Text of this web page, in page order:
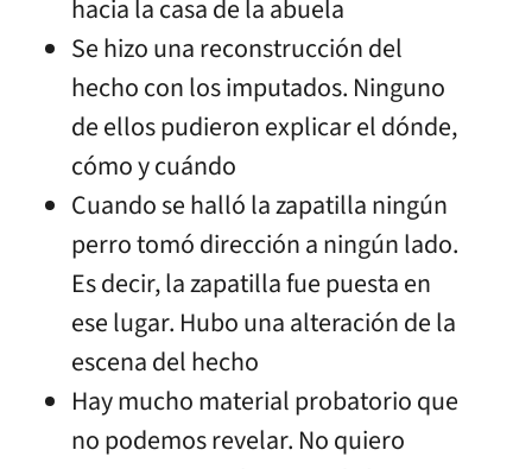
hacia la casa de la abuela
Se hizo una reconstrucción del
hecho con los imputados. Ninguno
de ellos pudieron explicar el dónde,
cómo y cuándo
Cuando se halló la zapatilla ningún
perro tomó dirección a ningún lado.
Es decir, la zapatilla fue puesta en
ese lugar. Hubo una alteración de la
escena del hecho
Hay mucho material probatorio que
no podemos revelar. No quiero